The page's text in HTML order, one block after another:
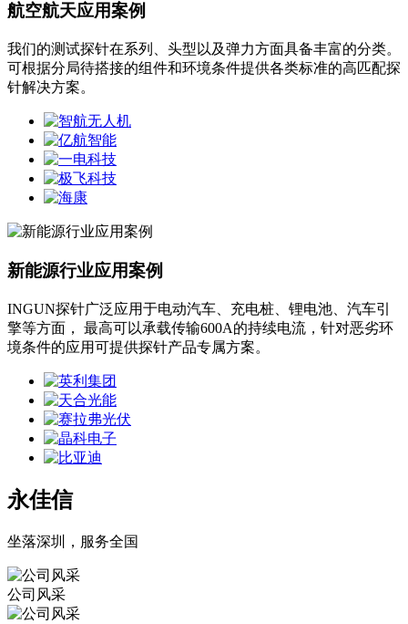
航空航天应用案例
我们的测试探针在系列、头型以及弹力方面具备丰富的分类。
可根据分局待搭接的组件和环境条件提供各类标准的高匹配探
针解决方案。
新能源行业应用案例
INGUN探针广泛应用于电动汽车、充电桩、锂电池、汽车引
擎等方面， 最高可以承载传输600A的持续电流，针对恶劣环
境条件的应用可提供探针产品专属方案。
永佳信
坐落深圳，服务全国
公司风采